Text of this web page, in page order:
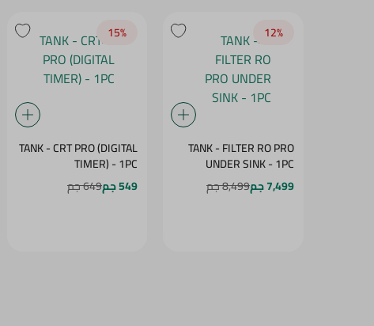
12‎%‎
TANK - FILTER RO PRO
UNDER SINK - 1PC
7,499 جم
8,499 جم
15‎%‎
TANK - CRT PRO (DIGITAL
TIMER) - 1PC
549 جم
649 جم